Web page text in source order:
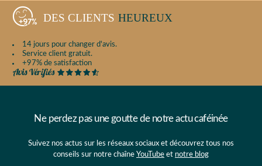
DES CLIENTS HEUREUX
14 jours pour changer d'avis.
Service client gratuit.
+97% de satisfaction
Ne perdez pas une goutte de notre actu caféinée
Suivez nos actus sur les réseaux sociaux et découvrez tous nos
conseils sur notre chaîne YouTube et notre blog